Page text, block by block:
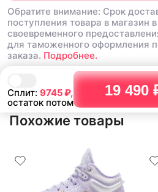
Сплит: 9745₽,
остаток потом
19 490
Обратите внимание: Срок
поступления товара в магазин
своевременного
для таможенного оформления
заказа. Подробнее.
Похожие товары